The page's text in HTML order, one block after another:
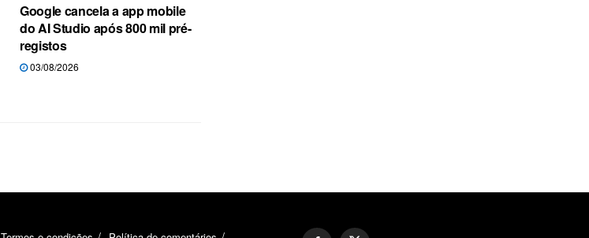
Google cancela a app mobile
do AI Studio após 800 mil pré-
registos
03/08/2026